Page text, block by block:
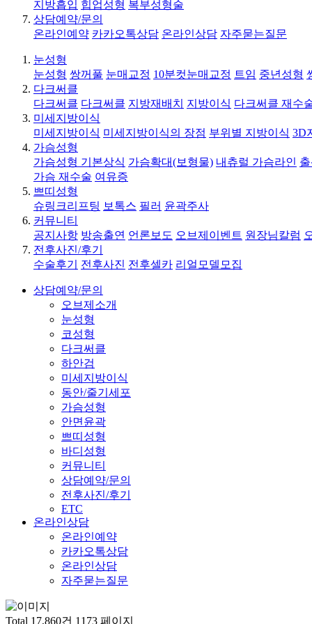
지방흡입 힙업성형 복부성형술
상담예약/문의
온라인예약 카카오톡상담 온라인상담 자주묻는질문
눈성형
눈성형 쌍꺼풀 눈매교정 10분컷눈매교정 트임 중년성형
다크써클
다크써클 다크써클 지방재배치 지방이식 다크써클 재수
미세지방이식
미세지방이식 미세지방이식의 장점 부위별 지방이식 3D
가슴성형
가슴성형 기본상식 가슴확대(보형물) 내츄럴 가슴라인
가슴 재수술 여유증
쁘띠성형
슈링크리프팅 보톡스 필러 윤곽주사
커뮤니티
공지사항 방송출연 언론보도 오브제이벤트 원장님칼럼
전후사진/후기
수술후기
전후사진 전후셀카 리얼모델모집
상담예약/문의
오브제소개
눈성형
코성형
다크써클
하안검
미세지방이식
동안/줄기세포
가슴성형
안면윤곽
쁘띠성형
바디성형
커뮤니티
상담예약/문의
전후사진/후기
ETC
온라인상담
온라인예약
카카오톡상담
온라인상담
자주묻는질문
Total 17,860건 1173 페이지